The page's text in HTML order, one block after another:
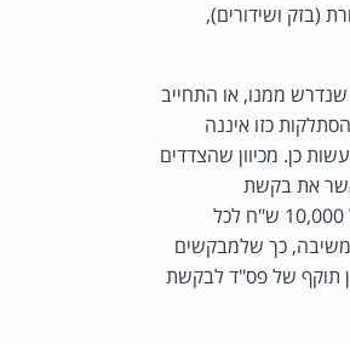
בניגוד להוראות סעיף 30א לחוק התקשורת (בזק ושידורים),
ממנו, או התחייב
כזו איננה
כן. מכיוון שהצדדים
את בקשת
ההסתלקות. לעניין הגמול ושכ"ט בא-כוח המבקשים, ביהמ"ש מאמץ את הסכמת הצדדים - גמול של 10,000 ש"ח לכל
המשיבה, כך שלמבקשים
תוקף של פס"ד לבקשת